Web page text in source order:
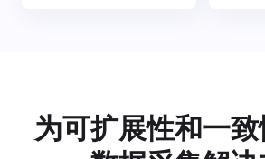
为可扩展性和一